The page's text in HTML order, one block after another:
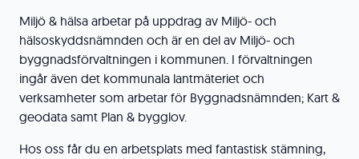
Miljö & hälsa arbetar på uppdrag av Miljö- och
hälsoskyddsnämnden och är en del av Miljö- och
byggnadsförvaltningen i kommunen. I förvaltningen
ingår även det kommunala lantmäteriet och
verksamheter som arbetar för Byggnadsnämnden; Kart &
geodata samt Plan & bygglov.
Hos oss får du en arbetsplats med fantastisk stämning,